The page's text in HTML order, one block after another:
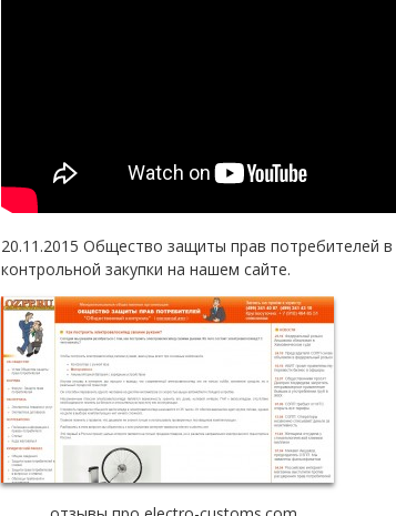
20.11.2015 Общество защиты прав потребителей
контрольной закупки на нашем сайте.